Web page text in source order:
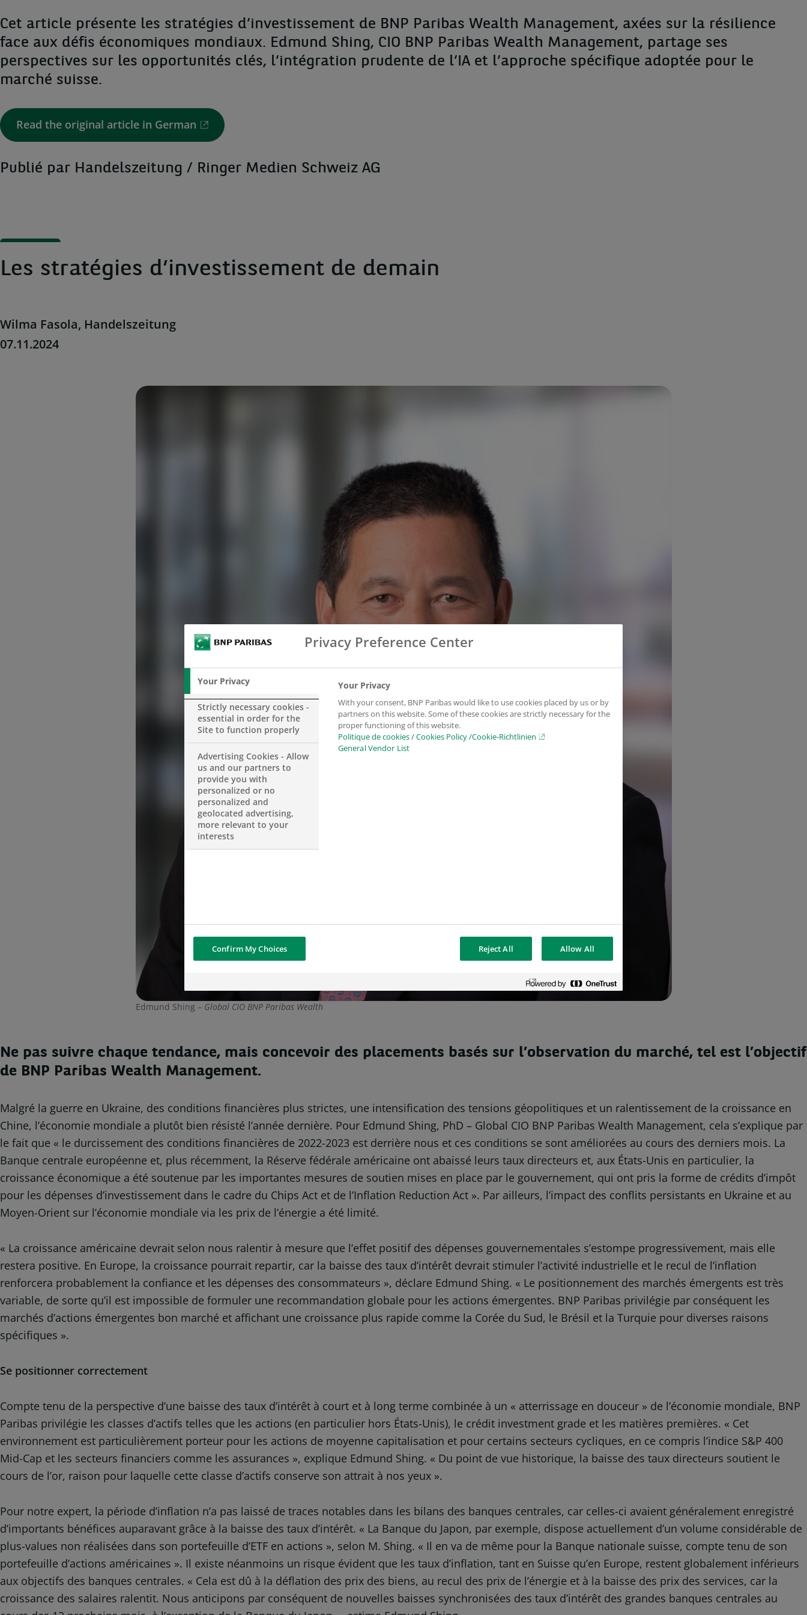
Cet article présente les stratégies d’investissement de BNP Paribas Wealth Management, axées sur la résilience
face aux défis économiques mondiaux. Edmund Shing, CIO BNP Paribas Wealth Management, partage ses
perspectives sur les opportunités clés, l’intégration prudente de l’IA et l’approche spécifique adoptée pour le
marché suisse.
Read the original article in German
Publié par Handelszeitung / Ringer Medien Schweiz AG
Les stratégies d’investissement de demain
Wilma Fasola, Handelszeitung
07.11.2024
Edmund Shing – Global CIO BNP Paribas Wealth
Ne pas suivre chaque tendance, mais concevoir des placements basés sur l’observation du marché, tel est l’objectif
de BNP Paribas Wealth Management.
Malgré la guerre en Ukraine, des conditions financières plus strictes, une intensification des tensions géopolitiques et un ralentissement de la croissance en
Chine, l’économie mondiale a plutôt bien résisté l’année dernière. Pour Edmund Shing, PhD – Global CIO BNP Paribas Wealth Management, cela s’explique par
le fait que « le durcissement des conditions financières de 2022-2023 est derrière nous et ces conditions se sont améliorées au cours des derniers mois. La
Banque centrale européenne et, plus récemment, la Réserve fédérale américaine ont abaissé leurs taux directeurs et, aux États-Unis en particulier, la
croissance économique a été soutenue par les importantes mesures de soutien mises en place par le gouvernement, qui ont pris la forme de crédits d’impôt
pour les dépenses d’investissement dans le cadre du Chips Act et de l’Inflation Reduction Act ». Par ailleurs, l’impact des conflits persistants en Ukraine et au
Moyen-Orient sur l’économie mondiale via les prix de l’énergie a été limité.
« La croissance américaine devrait selon nous ralentir à mesure que l’effet positif des dépenses gouvernementales s’estompe progressivement, mais elle
restera positive. En Europe, la croissance pourrait repartir, car la baisse des taux d’intérêt devrait stimuler l’activité industrielle et le recul de l’inflation
renforcera probablement la confiance et les dépenses des consommateurs », déclare Edmund Shing. « Le positionnement des marchés émergents est très
variable, de sorte qu’il est impossible de formuler une recommandation globale pour les actions émergentes. BNP Paribas privilégie par conséquent les
marchés d’actions émergentes bon marché et affichant une croissance plus rapide comme la Corée du Sud, le Brésil et la Turquie pour diverses raisons
spécifiques ».
Se positionner correctement
Compte tenu de la perspective d’une baisse des taux d’intérêt à court et à long terme combinée à un « atterrissage en douceur » de l’économie mondiale, BNP
Paribas privilégie les classes d’actifs telles que les actions (en particulier hors États-Unis), le crédit investment grade et les matières premières. « Cet
environnement est particulièrement porteur pour les actions de moyenne capitalisation et pour certains secteurs cycliques, en ce compris l’indice S&P 400
Mid-Cap et les secteurs financiers comme les assurances », explique Edmund Shing. « Du point de vue historique, la baisse des taux directeurs soutient le
cours de l’or, raison pour laquelle cette classe d’actifs conserve son attrait à nos yeux ».
Pour notre expert, la période d’inflation n’a pas laissé de traces notables dans les bilans des banques centrales, car celles-ci avaient généralement enregistré
d’importants bénéfices auparavant grâce à la baisse des taux d’intérêt. « La Banque du Japon, par exemple, dispose actuellement d’un volume considérable de
plus-values non réalisées dans son portefeuille d’ETF en actions », selon M. Shing. « Il en va de même pour la Banque nationale suisse, compte tenu de son
portefeuille d’actions américaines ». Il existe néanmoins un risque évident que les taux d’inflation, tant en Suisse qu’en Europe, restent globalement inférieurs
aux objectifs des banques centrales. « Cela est dû à la déflation des prix des biens, au recul des prix de l’énergie et à la baisse des prix des services, car la
croissance des salaires ralentit. Nous anticipons par conséquent de nouvelles baisses synchronisées des taux d’intérêt des grandes banques centrales au
Privacy Preference Center
Your Privacy
Strictly necessary cookies -
essential in order for the
Site to function properly
Advertising Cookies - Allow
us and our partners to
provide you with
personalized or no
personalized and
geolocated advertising,
more relevant to your
interests
Your Privacy
With your consent, BNP Paribas would like to use cookies placed by us or by
partners on this website. Some of these cookies are strictly necessary for the
proper functioning of this website.
Politique de cookies / Cookies Policy /Cookie-Richtlinien
General Vendor List
Confirm My Choices Reject All Allow All